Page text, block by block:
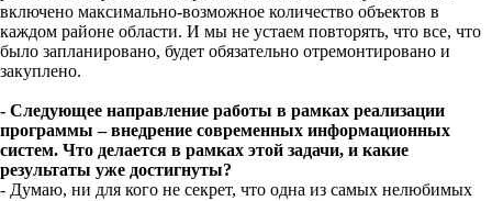
включено максимально-возможное количество объектов в
каждом районе области. И мы не устаем повторять, что все, что
было запланировано, будет обязательно отремонтировано и
закуплено.
- Следующее направление работы в рамках реализации
программы – внедрение современных информационных
систем. Что делается в рамках этой задачи, и какие
результаты уже достигнуты?
- Думаю, ни для кого не секрет, что одна из самых нелюбимых